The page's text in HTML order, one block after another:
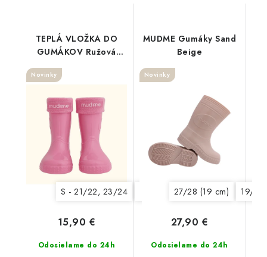
TEPLÁ VLOŽKA DO
GUMÁKOV Ružová
Novinky
S - 21/22, 23/24 XS - 19/20 L - 29/30, 31/32
Odosielame do 24h
15,90 €
MUDME Gumáky Sand
Beige
Novinky
27/28 (19 cm) 19/20
Odosielame do 24h
27,90 €